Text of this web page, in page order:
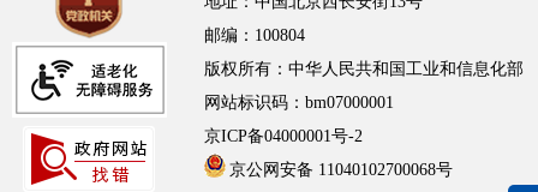
邮编：100804
版权所有：中华人民共和国工业和信息化部
网站标识码：bm07000001
京ICP备04000001号-2
京公网安备 11040102700068号